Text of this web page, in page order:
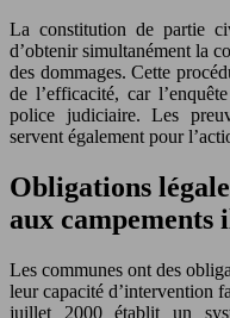
La constitution de partie
d’obtenir simultanément la
des dommages. Cette
de l’efficacité, car
police judiciaire. Les
servent également pour
Obligations
aux campements
Les communes ont des
leur capacité d’intervention
juillet 2000 établit un